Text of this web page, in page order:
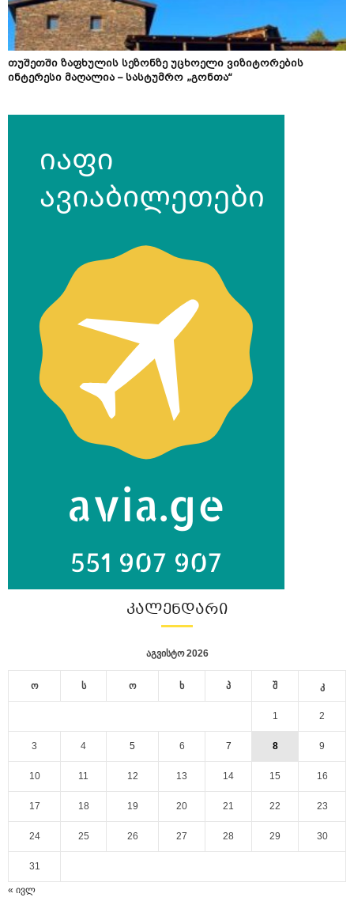
თუშეთში ზაფხულის სეზონზე უცხოელი ვიზიტორების
ინტერესი მაღალია – სასტუმრო „გონთა“
ᲙᲐᲚᲔᲜᲓᲐᲠᲘ
აგვისტო 2026
ო ს ო ხ პ შ კ
1 2
3 4 5 6 7 8 9
10 11 12 13 14 15 16
17 18 19 20 21 22 23
24 25 26 27 28 29 30
31
« ივლ